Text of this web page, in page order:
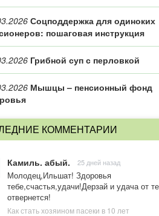
Соцподдержка для одиноких
пошаговая инструкция
Грибной суп с перловкой
Мышцы – пенсионный фонд
КОММЕНТАРИИ
Камиль. абый. 25 дней назад
Молодец,Ильшат! Здоровья
тебе,счастья,удачи!Дерзай и удача от
отвернется!
Как стать хозяином пасеки в 10 лет